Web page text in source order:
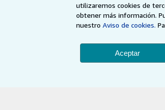
utilizaremos cookies de
obtener más información.
nuestroAviso de cookies.
Aceptar